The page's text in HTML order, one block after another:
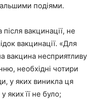
подіями.
вакцинації, не
вакцинації. «Для
вакцина несприятливу
необхідні чотири
у яких виникла ця
яких її не було;